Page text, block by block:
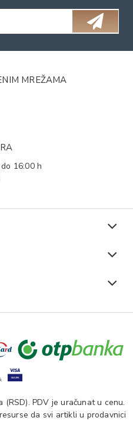
MREŽAMA
16:00 h
PDV je uračunat u cenu.
da svi artikli u prodavnici